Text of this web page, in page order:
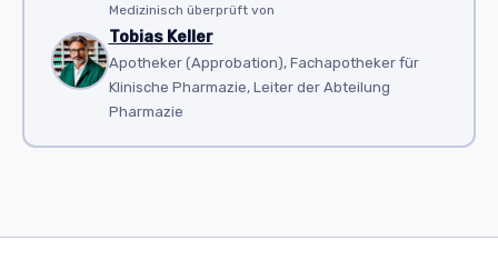
Medizinisch überprüft von
Tobias Keller
Apotheker (Approbation), Fachapotheker für
Klinische Pharmazie, Leiter der Abteilung
Pharmazie